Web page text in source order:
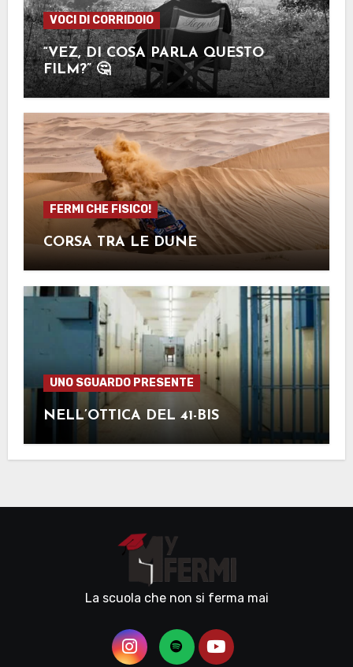
VOCI DI CORRIDOIO
“VEZ, DI COSA PARLA QUESTO
FILM?” 🤔
FERMI CHE FISICO!
CORSA TRA LE DUNE
UNO SGUARDO PRESENTE
NELL’OTTICA DEL 41-BIS
La scuola che non si ferma mai